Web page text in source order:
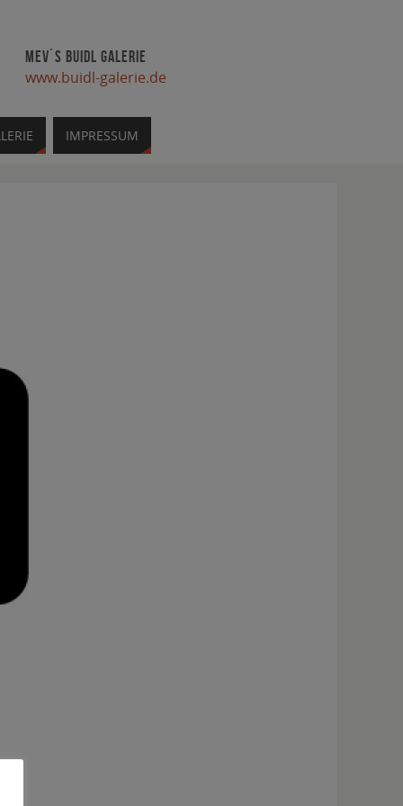
MEV´S BUIDL GALERIE
www.buidl-galerie.de
IMPRESSUM